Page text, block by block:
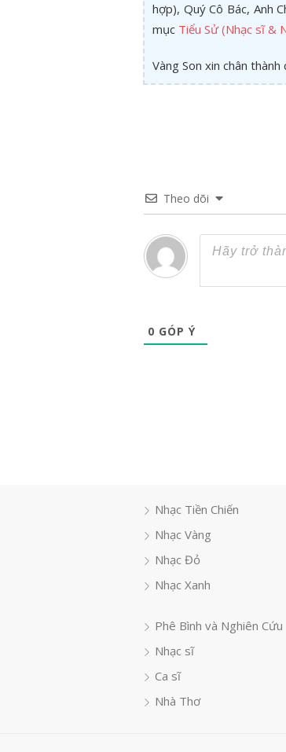
hợp), Quý Cô Bác, Anh
mục Tiểu Sử (Nhạc sĩ &
Vàng Son xin chân thành
Theo dõi
0 GÓP Ý
Nhạc Tiền Chiến
Nhạc Vàng
Nhạc Đỏ
Nhạc Xanh
Phê Bình và Nghiên Cứu
Nhạc sĩ
Ca sĩ
Nhà Thơ